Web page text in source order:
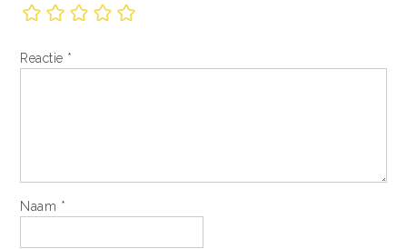
Reactie *
Naam *